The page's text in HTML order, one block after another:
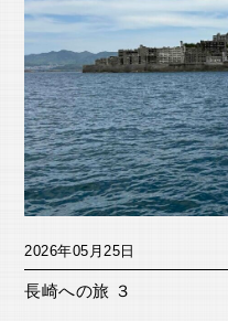
2026年05月25日
長崎への旅 ３